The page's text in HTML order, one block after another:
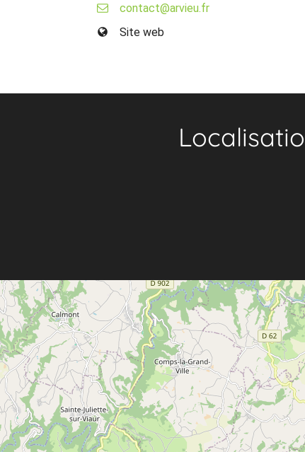
contact@arvieu.fr
Site web